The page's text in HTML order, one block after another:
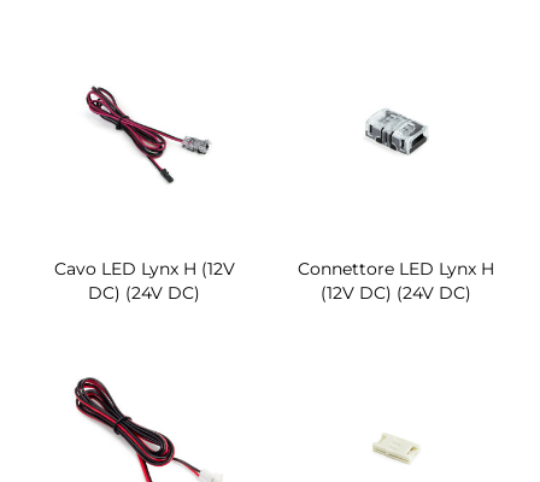
Cavo LED Lynx H (12V
DC) (24V DC)
Connettore LED Lynx H
(12V DC) (24V DC)